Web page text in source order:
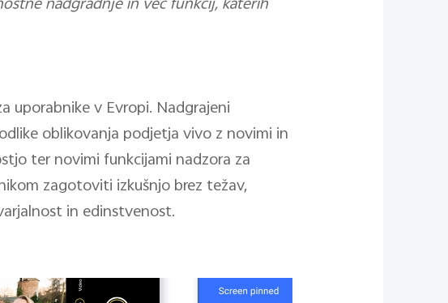
uporabnike v Evropi. Nadgrajeni
oblikovanja podjetja vivo z novimi in
ter novimi funkcijami nadzora za
zagotoviti izkušnjo brez težav,
in edinstvenost.